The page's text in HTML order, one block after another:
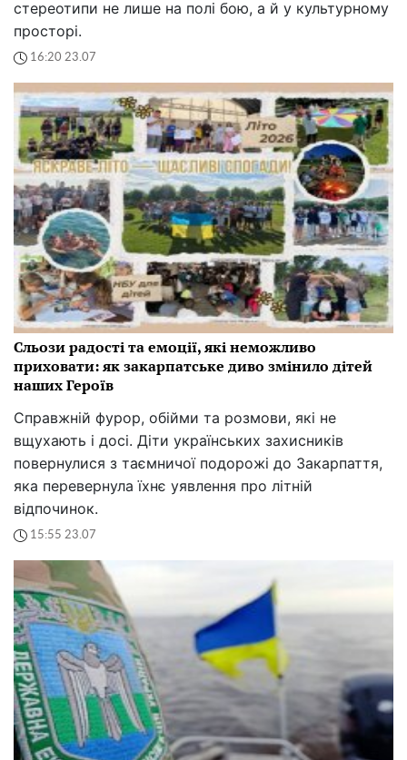
стереотипи не лише на полі бою, а й у культурному
просторі.
16:20 23.07
Сльози радості та емоції, які неможливо
приховати: як закарпатське диво змінило дітей
наших Героїв
Справжній фурор, обійми та розмови, які не
вщухають і досі. Діти українських захисників
повернулися з таємничої подорожі до Закарпаття,
яка перевернула їхнє уявлення про літній
відпочинок.
15:55 23.07